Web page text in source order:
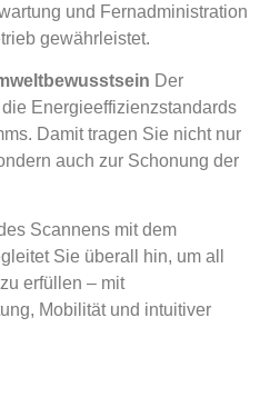
und Fernadministration
gewährleistet.
Der
Energieeffizienzstandards
Damit tragen Sie nicht nur
auch zur Schonung der
Scannens mit dem
Sie überall hin, um all
erfüllen – mit
Mobilität und intuitiver